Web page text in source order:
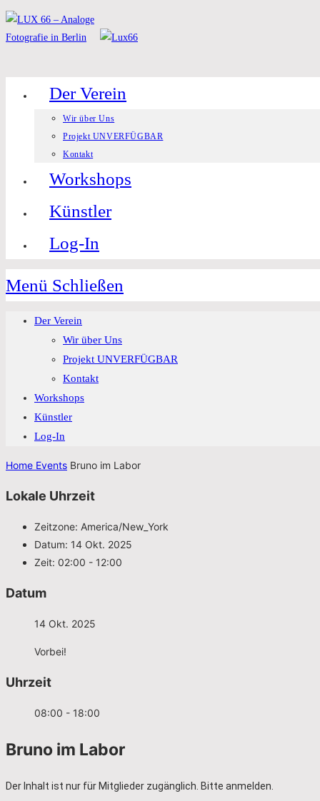
Zum
Inhalt
Der Verein
Wir über Uns
Projekt UNVERFÜGBAR
Kontakt
Workshops
Künstler
Log-In
Menü Schließen
Der Verein
Wir über Uns
Projekt UNVERFÜGBAR
Kontakt
Workshops
Künstler
Log-In
Home Events Bruno im Labor
Lokale Uhrzeit
Zeitzone: America/New_York
Datum: 14 Okt. 2025
Zeit: 02:00 - 12:00
Datum
14 Okt. 2025
Vorbei!
Uhrzeit
08:00 - 18:00
Bruno im Labor
Der Inhalt ist nur für Mitglieder zugänglich. Bitte anmelden.